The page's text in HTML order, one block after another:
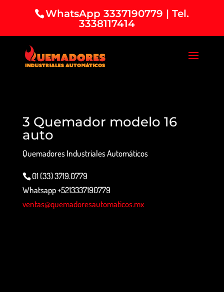
WhatsApp 3337190779 | Tel.
3338117414
3 Quemador modelo 16
auto
Quemadores Industriales Automáticos
01 (33) 3719.0779
Whatsapp +5213337190779
ventas@quemadoresautomaticos.mx